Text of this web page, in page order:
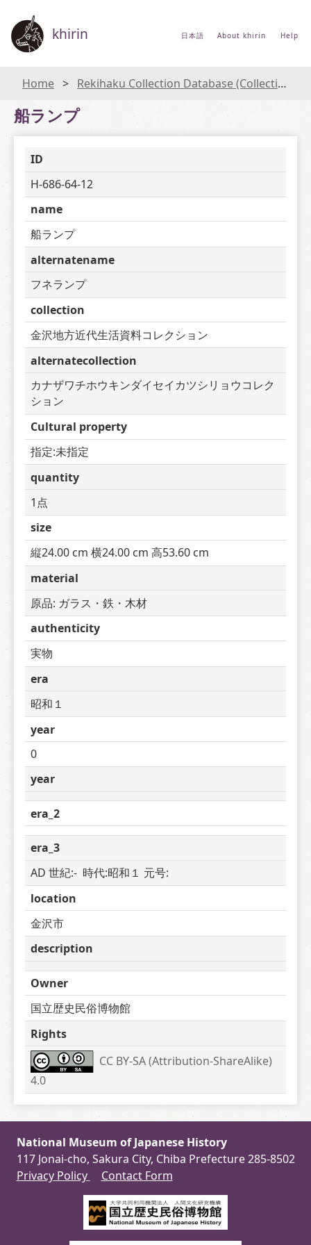
khirin 日本語 About khirin Help
Home Rekihaku Collection Database (Collections Database of the National Museum of Japanese History)
船ランプ
ID
H-686-64-12
name
船ランプ
alternatename
フネランプ
collection
金沢地方近代生活資料コレクション
alternatecollection
カナザワチホウキンダイセイカツシリョウコレク
ション
Cultural property
指定:未指定
quantity
1点
size
縦24.00 cm 横24.00 cm 高53.60 cm
material
原品: ガラス・鉄・木材
authenticity
実物
era
昭和１
year
0
year
era_2
era_3
AD 世紀:-  時代:昭和１ 元号:
location
金沢市
description
Owner
国立歴史民俗博物館
Rights
CC BY-SA (Attribution-ShareAlike)
4.0
National Museum of Japanese History
117 Jonai-cho, Sakura City, Chiba Prefecture 285-8502
Privacy Policy
Contact Form